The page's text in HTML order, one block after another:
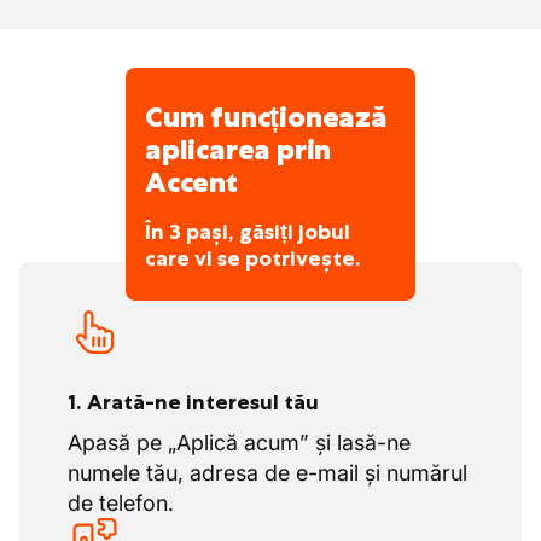
Cum funcționează
aplicarea prin
Accent
În 3 pași, găsiți jobul
care vi se potrivește.
1. Arată-ne interesul tău
Apasă pe „Aplică acum” și lasă-ne
numele tău, adresa de e-mail și numărul
de telefon.